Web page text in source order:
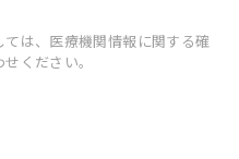
は、医療機関情報に関する確
ください。